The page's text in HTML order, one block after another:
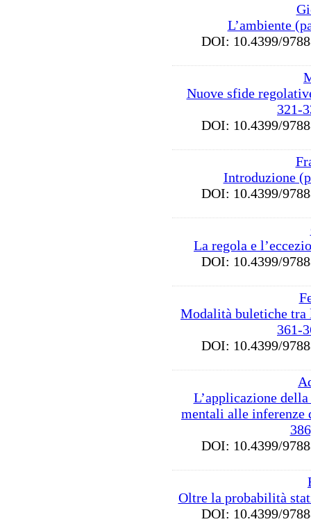
L’ambiente
DOI: 10.4399/
Nuove sfide
321-
DOI: 10.4399/
Introduzione
DOI: 10.4399/
La regola e
DOI: 10.4399/
Modalità buletiche
361-
DOI: 10.4399/
L’applicazione
mentali alle inferenze
DOI: 10.4399/
Oltre la probabilità
DOI: 10.4399/